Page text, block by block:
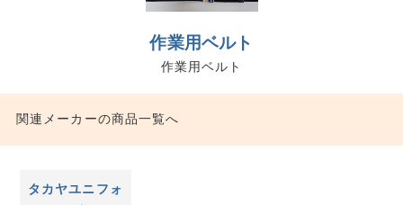
作業用ベルト
作業用ベルト
関連メーカーの商品一覧へ
タカヤユニフォ